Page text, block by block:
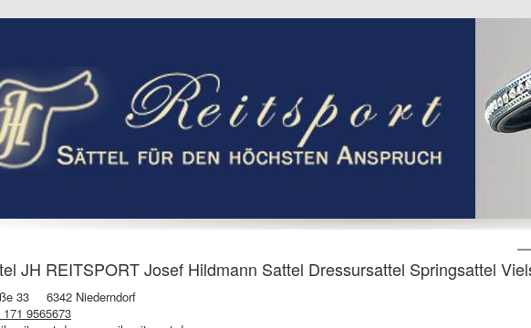
JH REITSPORT Josef Hildmann Sattel Dressursattel Springsattel
33
6342 Niederndorf
171 9565673